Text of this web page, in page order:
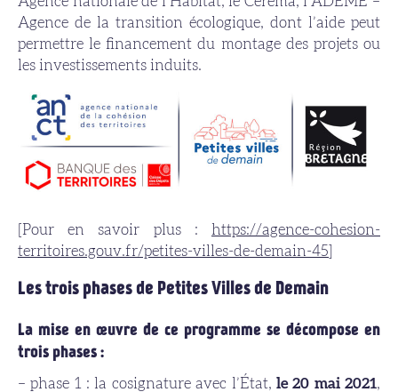
Agence de la transition écologique, dont l’aide peut
permettre le financement du montage des projets ou
les investissements induits.
[Pour en savoir plus :
https://agence-cohesion-
territoires.gouv.fr/petites-villes-de-demain-45
Les trois phases de Petites Villes de Demain
La mise en œuvre de ce programme se décompose en
trois phases :
– phase 1 : la cosignature avec l’État, le 20 mai 2021,